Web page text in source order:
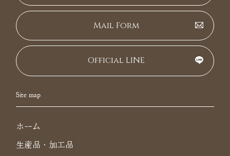
Mail Form
Official LINE
Site map
ホーム
生産品・加工品